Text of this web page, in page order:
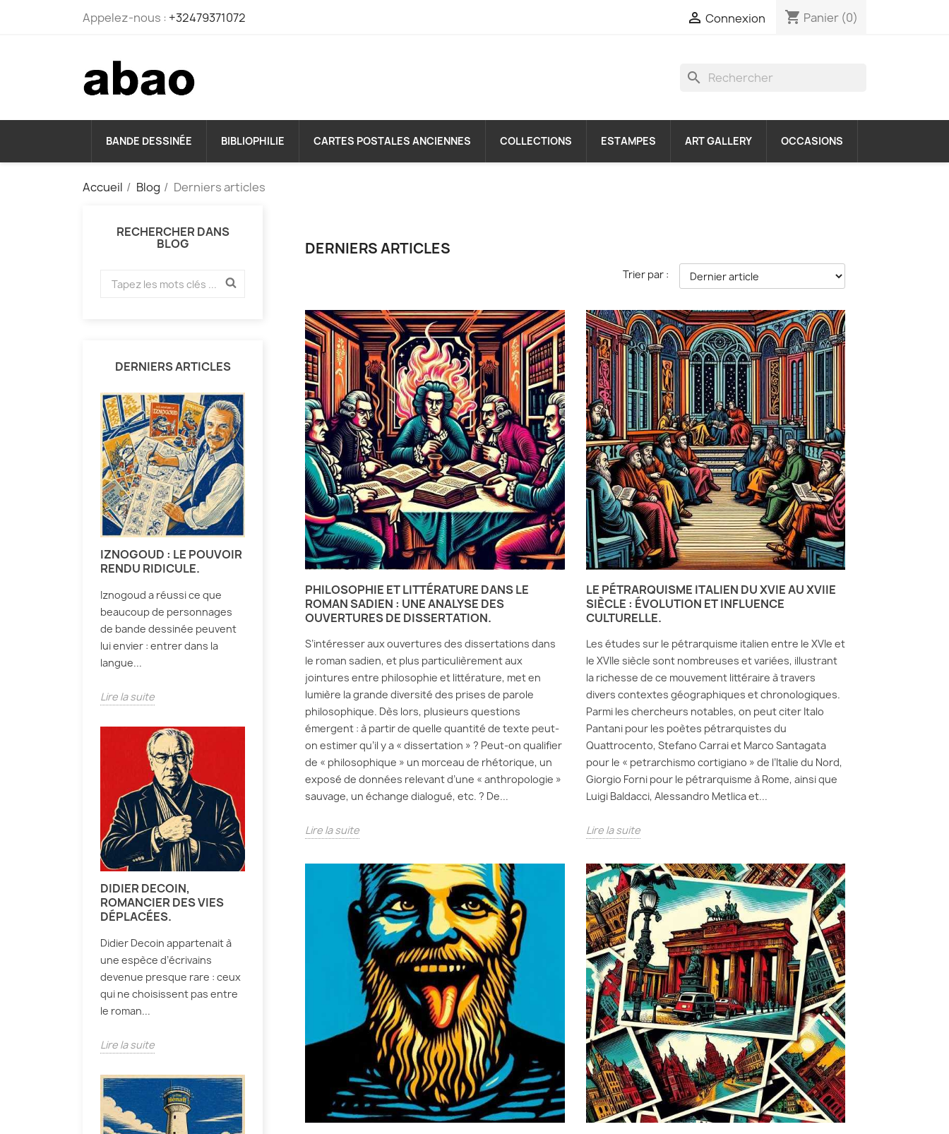
Appelez-nous : +32479371072  Connexion shopping_cart Panier (0)
search
BANDE DESSINÉE BIBLIOPHILIE CARTES POSTALES ANCIENNES COLLECTIONS ESTAMPES ART GALLERY OCCASIONS
Accueil Blog Derniers articles
RECHERCHER DANS
BLOG
DERNIERS ARTICLES
IZNOGOUD : LE POUVOIR
RENDU RIDICULE.
Iznogoud a réussi ce que
beaucoup de personnages
de bande dessinée peuvent
lui envier : entrer dans la
langue...
Lire la suite
DIDIER DECOIN,
ROMANCIER DES VIES
DÉPLACÉES.
Didier Decoin appartenait à
une espèce d’écrivains
devenue presque rare : ceux
qui ne choisissent pas entre
le roman...
Lire la suite
DERNIERS ARTICLES
Trier par :
PHILOSOPHIE ET LITTÉRATURE DANS LE
ROMAN SADIEN : UNE ANALYSE DES
OUVERTURES DE DISSERTATION.
S’intéresser aux ouvertures des dissertations dans
le roman sadien, et plus particulièrement aux
jointures entre philosophie et littérature, met en
lumière la grande diversité des prises de parole
philosophique. Dès lors, plusieurs questions
émergent : à partir de quelle quantité de texte peut-
on estimer qu’il y a « dissertation » ? Peut-on qualifier
de « philosophique » un morceau de rhétorique, un
exposé de données relevant d’une « anthropologie »
sauvage, un échange dialogué, etc. ? De...
Lire la suite
LE PÉTRARQUISME ITALIEN DU XVIE AU XVIIE
SIÈCLE : ÉVOLUTION ET INFLUENCE
CULTURELLE.
Les études sur le pétrarquisme italien entre le XVIe et
le XVIIe siècle sont nombreuses et variées, illustrant
la richesse de ce mouvement littéraire à travers
divers contextes géographiques et chronologiques.
Parmi les chercheurs notables, on peut citer Italo
Pantani pour les poètes pétrarquistes du
Quattrocento, Stefano Carrai et Marco Santagata
pour le « petrarchismo cortigiano » de l’Italie du Nord,
Giorgio Forni pour le pétrarquisme à Rome, ainsi que
Luigi Baldacci, Alessandro Metlica et...
Lire la suite